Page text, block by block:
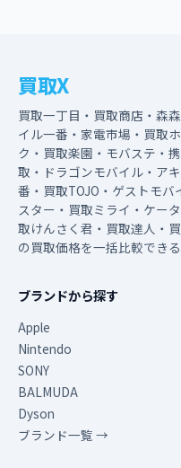
買取X
買取一丁目・買取商店・森
イル一番・家電市場・買取
ク・買取楽園・モバステ・
取・ドラゴンモバイル・ア
番・買取TOJO・ゲストモ
スター・買取ミライ・ケー
取けんさく君・買取達人・
の買取価格を一括比較でき
ブランドから探す
Apple
Nintendo
SONY
BALMUDA
Dyson
ブランド一覧 →